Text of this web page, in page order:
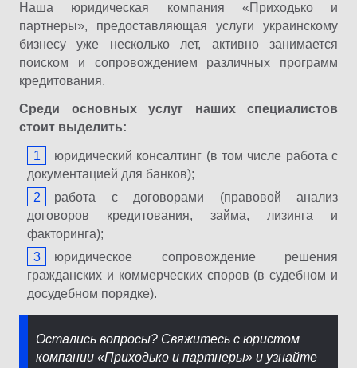
Наша юридическая компания «Приходько и
партнеры», предоставляющая услуги украинскому
бизнесу уже несколько лет, активно занимается
поиском и сопровождением различных программ
кредитования.
Среди основных услуг наших специалистов
стоит выделить:
юридический консалтинг (в том числе работа с
документацией для банков);
работа с договорами (правовой анализ
договоров кредитования, займа, лизинга и
факторинга);
юридическое сопровождение решения
гражданских и коммерческих споров (в судебном и
досудебном порядке).
Остались вопросы? Свяжитесь с юристом
компании «Приходько и партнеры» и узнайте